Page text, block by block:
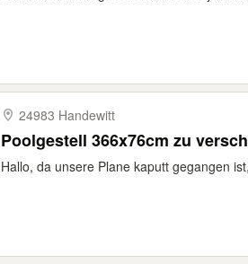
24983 Handewitt
Poolgestell 366x76cm zu
Hallo, da unsere Plane kaputt gegangen